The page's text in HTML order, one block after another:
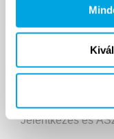
Funside School
Tanfolyamok
Jelentkezés és